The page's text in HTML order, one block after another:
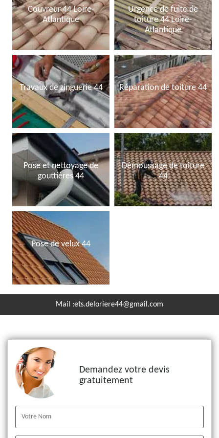
Couvreur 44 Loire-
Atlantique
Urgence de fuite de
toiture 44 Loire-
Atlantique
Travaux de zinguerie 44 Réparation de toiture 44
Pose et nettoyage de
gouttières 44
Démoussage de toiture
44
Pose de velux 44
Mail :ets.deloriere44@gmail.com
Demandez votre devis
gratuitement